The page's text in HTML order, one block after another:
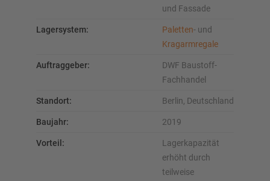
und Fassade
Lagersystem: Paletten- und
Kragarmregale
Auftraggeber:
DWF Baustoff-
Fachhandel
Standort: Berlin, Deutschland
Baujahr: 2019
Vorteil:
Lagerkapazität
erhöht durch
teilweise